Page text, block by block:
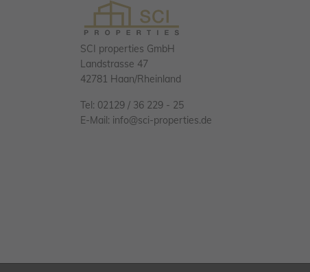
SCI properties GmbH
Landstrasse 47
42781 Haan/Rheinland
Tel: 02129 / 36 229 - 25
E-Mail: info@sci-properties.de